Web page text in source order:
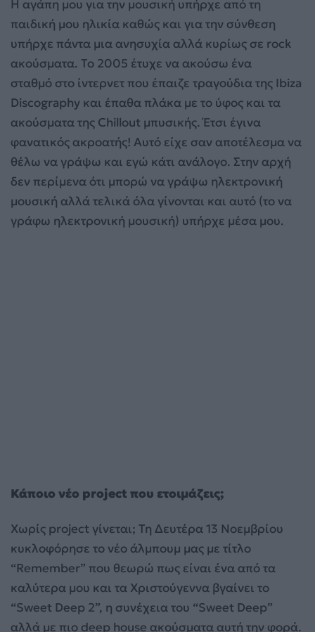
Η αγάπη μου για την μουσική υπήρχε από τη
παιδική μου ηλικία καθώς και για την σύνθεση
υπήρχε πάντα μια ανησυχία αλλά κυρίως σε rock
ακούσματα. Το 2005 έτυχε να ακούσω ένα
σταθμό στο ίντερνετ που έπαιζε τραγούδια της Ibiza
Discography και έπαθα πλάκα με το ύφος και τα
ακούσματα της Chillout μπυσικής. Έτσι έγινα
φανατικός ακροατής! Αυτό είχε σαν αποτέλεσμα να
θέλω να γράψω και εγώ κάτι ανάλογο. Στην αρχή
δεν περίμενα ότι μπορώ να γράψω ηλεκτρονική
μουσική αλλά τελικά όλα γίνονται και αυτό (το να
γράφω ηλεκτρονική μουσική) υπήρχε μέσα μου.
Κάποιο νέο project που ετοιμάζεις;
Χωρίς project γίνεται; Τη Δευτέρα 13 Νοεμβρίου
κυκλοφόρησε το νέο άλμπουμ μας με τίτλο
“Remember” που θεωρώ πως είναι ένα από τα
καλύτερα μου και τα Χριστούγεννα βγαίνει το
“Sweet Deep 2”, η συνέχεια του “Sweet Deep”
αλλά με πιο deep house ακούσματα αυτή την φορά.